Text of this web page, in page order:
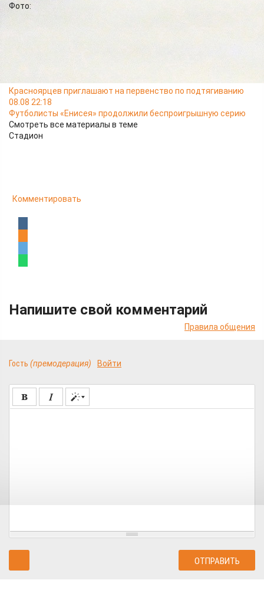
Фото:
Красноярцев приглашают на первенство по подтягиванию
08.08 22:18
Футболисты «Енисея» продолжили беспроигрышную серию
Смотреть все материалы в теме
Стадион
Комментировать
Напишите свой комментарий
Правила общения
Гость (премодерация) Войти